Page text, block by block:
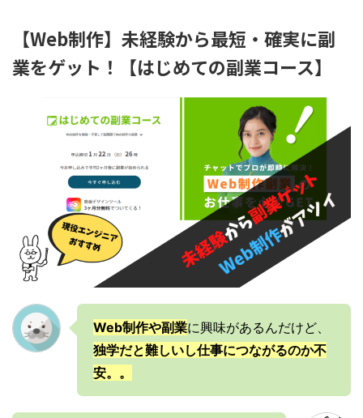
【Web制作】未経験から最短・確実に副
業をゲット！【はじめての副業コース】
Web制作や副業に興味があるんだけど、
独学だと難しいし仕事につながるのか不
安。。